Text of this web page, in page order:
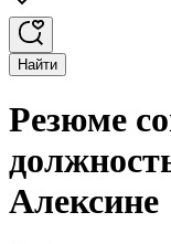
Найти
Резюме
Алексине